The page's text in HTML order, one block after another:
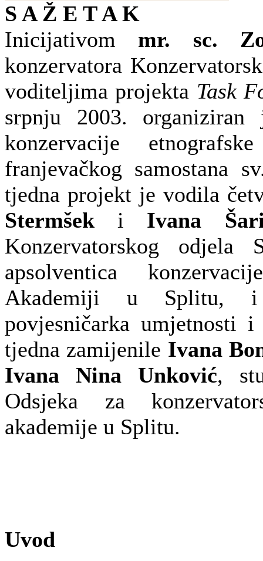
S A Ž E T A K
Inicijativom mr. sc.
konzervatora
voditeljima projekta Task
srpnju 2003.
konzervacije
franjevačkog samostana
tjedna projekt je vodila
Stermšek i Ivana
Konzervatorskog
apsolventica
Akademiji u Splitu, i
povjesničarka umjetnosti
tjedna zamijenile Ivana
Ivana Nina Unković,
Odsjeka za
akademije u Splitu.
Uvod